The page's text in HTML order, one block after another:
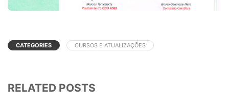
CATEGORIES CURSOS E ATUALIZAÇÕES
RELATED POSTS